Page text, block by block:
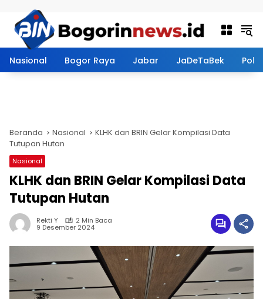
Nasional Bogor Raya Jabar JaDeTaBek
Beranda Nasional
KLHK dan BRIN Gelar Kompilasi Data
Tutupan Hutan
Nasional
KLHK dan BRIN Gelar Kompilasi Data
Tutupan Hutan
Rekti Y 2 Min Baca
9 Desember 2024